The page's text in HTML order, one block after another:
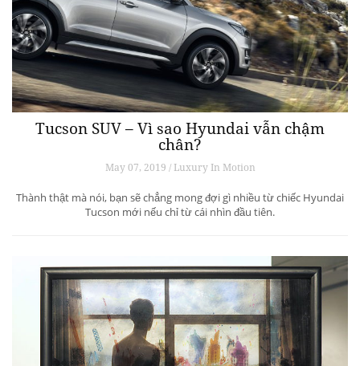
Đầu tư nghệ thuật đích thực: không có chỗ
cho những giá trị tức thời
May 07, 2019 / ART & CULTURE
Trước khi các vị quản lý phòng tranh, các giám tuyển và nhà sưu tầm
cho rằng bài viết này sẽ làm mất đi tính giá trị của nghệ thuật, hay các
nhà đầu tư với niềm tin nghệ thuật đến giờ vẫn không thực sự được
xem như một loại tài sản, và làm […]